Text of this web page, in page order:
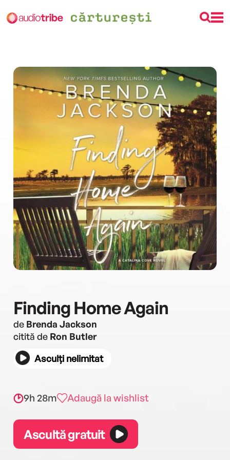
Finding Home Again
de Brenda Jackson
citită de Ron Butler
Asculți nelimitat
9h 28m Adaugă la wishlist
Ascultă gratuit